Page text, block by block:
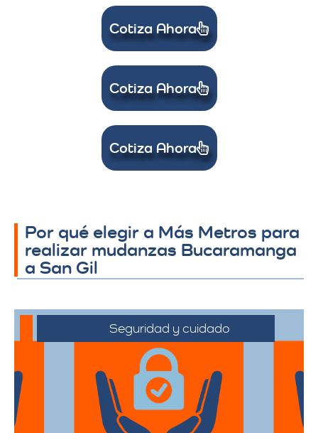
Cotiza Ahora
Cotiza Ahora
Cotiza Ahora
Por qué elegir a Más Metros para
realizar mudanzas Bucaramanga
a San Gil
Seguridad y cuidado
Nos comprometemos a manejar sus
pertenencias con el máximo cuidado,
desde el embalaje hasta la entrega final.